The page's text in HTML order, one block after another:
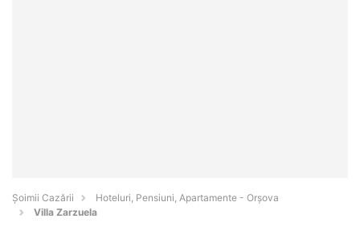
Șoimii Cazării
Hoteluri, Pensiuni, Apartamente - Orşova
Villa Zarzuela